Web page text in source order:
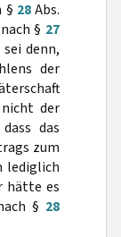
§ 28Abs.
§ 27
denn,
der
der
das
zum
lediglich
hätte es
§ 28